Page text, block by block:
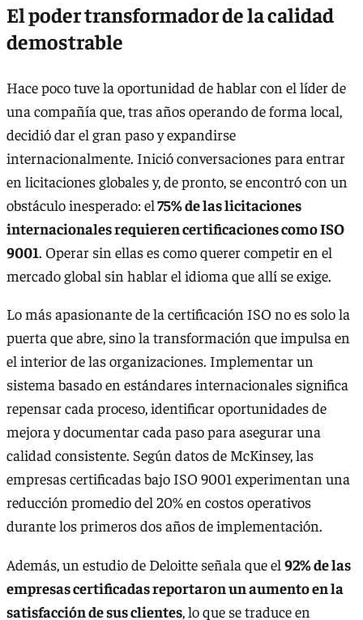
El poder transformador de la calidad
demostrable
Hace poco tuve la oportunidad de hablar con el líder de
una compañía que, tras años operando de forma local,
decidió dar el gran paso y expandirse
internacionalmente. Inició conversaciones para entrar
en licitaciones globales y, de pronto, se encontró con un
obstáculo inesperado: el75% de las licitaciones
internacionales requieren certificaciones como ISO
9001. Operar sin ellas es como querer competir en el
mercado global sin hablar el idioma que allí se exige.
Lo más apasionante de la certificación ISO no es solo la
puerta que abre, sino la transformación que impulsa en
el interior de las organizaciones. Implementar un
sistema basado en estándares internacionales significa
repensar cada proceso, identificar oportunidades de
mejora y documentar cada paso para asegurar una
calidad consistente. Según datos de McKinsey, las
empresas certificadas bajo ISO 9001 experimentan una
reducción promedio del 20% en costos operativos
durante los primeros dos años de implementación.
Además, un estudio de Deloitte señala que el 92% de las
empresas certificadas reportaron un aumento en la
satisfacción de sus clientes, lo que se traduce en